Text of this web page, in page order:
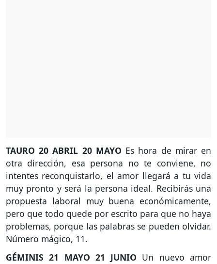
TAURO 20 ABRIL 20 MAYO Es hora de mirar en
otra dirección, esa persona no te conviene, no
intentes reconquistarlo, el amor llegará a tu vida
muy pronto y será la persona ideal. Recibirás una
propuesta laboral muy buena económicamente,
pero que todo quede por escrito para que no haya
problemas, porque las palabras se pueden olvidar.
Número mágico, 11.
GÉMINIS 21 MAYO 21 JUNIO Un nuevo amor